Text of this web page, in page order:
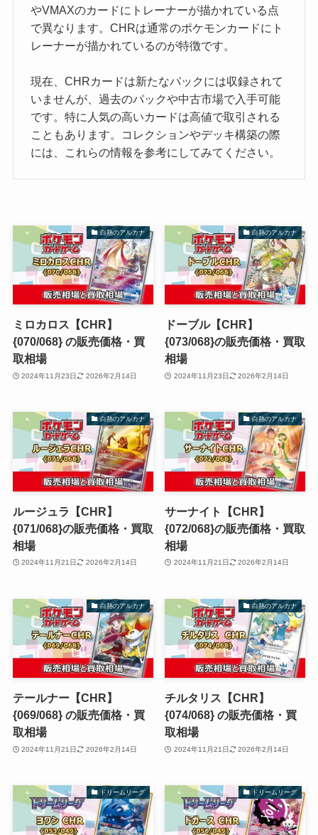
やVMAXのカードにトレーナーが描かれている点
で異なります。CHRは通常のポケモンカードにト
レーナーが描かれているのが特徴です。
現在、CHRカードは新たなパックには収録されて
いませんが、過去のパックや中古市場で入手可能
です。特に人気の高いカードは高値で取引される
こともあります。コレクションやデッキ構築の際
には、これらの情報を参考にしてみてください。
白熱のアルカナ
ミロカロス【CHR】
{070/068} の販売価格・買
取相場
2024年11月23日 2026年2月14日
白熱のアルカナ
ドーブル【CHR】
{073/068}の販売価格・買取
相場
2024年11月23日 2026年2月14日
白熱のアルカナ
ルージュラ【CHR】
{071/068}の販売価格・買取
相場
2024年11月21日 2026年2月14日
白熱のアルカナ
サーナイト【CHR】
{072/068}の販売価格・買取
相場
2024年11月21日 2026年2月14日
白熱のアルカナ
テールナー【CHR】
{069/068} の販売価格・買
取相場
2024年11月21日 2026年2月14日
白熱のアルカナ
チルタリス【CHR】
{074/068} の販売価格・買
取相場
2024年11月21日 2026年2月14日
ドリームリーグ ドリームリーグ